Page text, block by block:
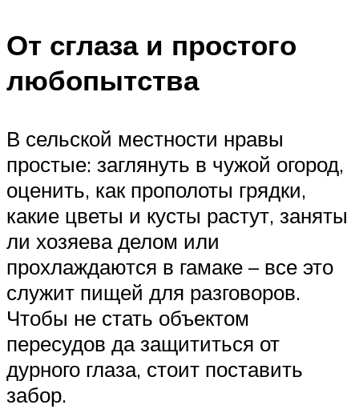
От сглаза и простого
любопытства
В сельской местности нравы
простые: заглянуть в чужой огород,
оценить, как прополоты грядки,
какие цветы и кусты растут, заняты
ли хозяева делом или
прохлаждаются в гамаке – все это
служит пищей для разговоров.
Чтобы не стать объектом
пересудов да защититься от
дурного глаза, стоит поставить
забор.